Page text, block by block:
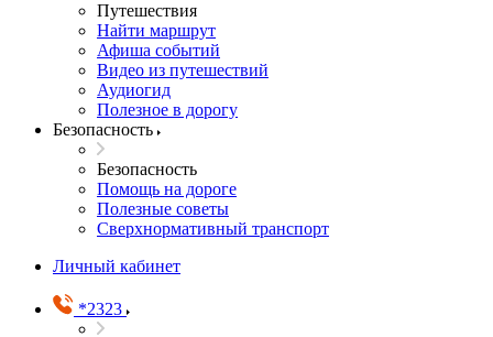
Путешествия
Найти маршрут
Афиша событий
Видео из путешествий
Аудиогид
Полезное в дорогу
Безопасность
Безопасность
Помощь на дороге
Полезные советы
Сверхнормативный транспорт
Личный кабинет
*2323